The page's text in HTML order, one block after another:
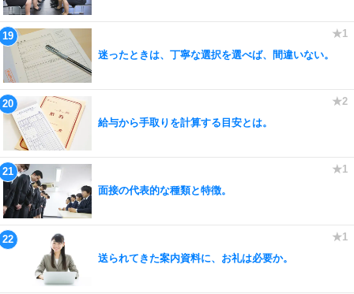
迷ったときは、丁寧な選択を選べば、間違いない。
給与から手取りを計算する目安とは。
面接の代表的な種類と特徴。
送られてきた案内資料に、お礼は必要か。